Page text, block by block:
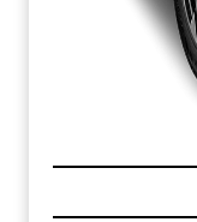
Para otimizar sua
fazemos uso de
seus dados
. Ao
concorda com
Aceitar